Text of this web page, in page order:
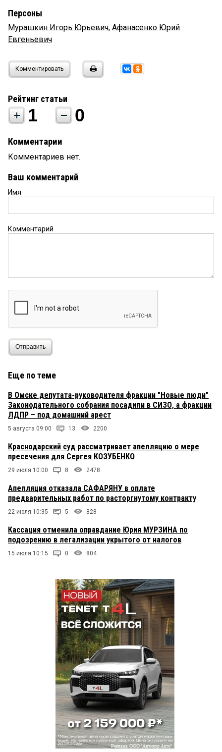
Персоны
Мурашкин Игорь Юрьевич, Афанасенко Юрий
Евгеньевич
Комментировать
Рейтинг статьи
1 0
Комментарии
Комментариев нет.
Ваш комментарий
Имя
Комментарий
Отправить
Еще по теме
В Омске депутата-руководителя фракции "Новые люди"
Законодательного собрания посадили в СИЗО, а фракции
ЛДПР – под домашний арест
5 августа 09:00 13 2200
Краснодарский суд рассматривает апелляцию о мере
пресечения для Сергея КОЗУБЕНКО
29 июля 10:00 8 2478
Апелляция отказала САФАРЯНУ в оплате
предварительных работ по расторгнутому контракту
22 июля 10:35 5 828
Кассация отменила оправдание Юрия МУРЗИНА по
подозрению в легализации укрытого от налогов
15 июля 10:15 0 804